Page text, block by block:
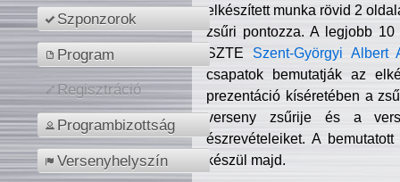
Szponzorok
Program
Regisztráció
Programbizottság
Versenyhelyszín
elkészített munka rövid 2
zsűri pontozza. A legjobb
SZTE Szent-Györgyi Albert
csapatok bemutatják az
prezentáció kíséretében a
verseny zsűrije és a
észrevételeiket. A
készül majd.